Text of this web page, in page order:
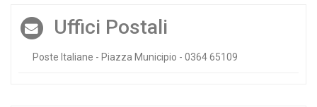
Uffici Postali
Poste Italiane - Piazza Municipio - 0364 65109